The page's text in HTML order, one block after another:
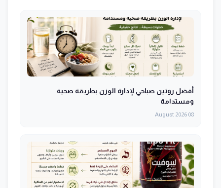
أفضل روتين صباحي لإدارة الوزن بطريقة صحية
ومستدامة
08 August 2026